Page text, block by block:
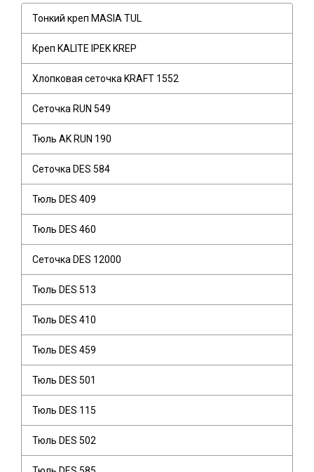
Тонкий креп MASIA TUL
Креп KALITE IPEK KREP
Хлопковая сеточка KRAFT 1552
Сеточка RUN 549
Тюль AK RUN 190
Сеточка DES 584
Тюль DES 409
Тюль DES 460
Сеточка DES 12000
Тюль DES 513
Тюль DES 410
Тюль DES 459
Тюль DES 501
Тюль DES 115
Тюль DES 502